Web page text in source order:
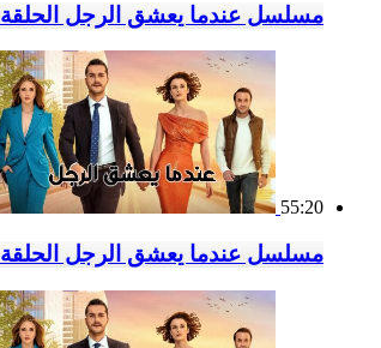
مسلسل عندما يعشق الرجل الحلقة 14 الرابعة عشر مدبلج
55:20
مسلسل عندما يعشق الرجل الحلقة 13 الثالثة عشر مدبلج